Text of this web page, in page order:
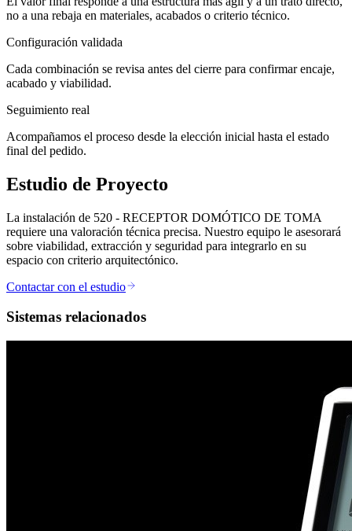
no a una rebaja en materiales, acabados o criterio técnico.
Configuración validada
Cada combinación se revisa antes del cierre para confirmar encaje,
acabado y viabilidad.
Seguimiento real
Acompañamos el proceso desde la elección inicial hasta el estado
final del pedido.
Estudio de Proyecto
La instalación de 520 - RECEPTOR DOMÓTICO DE TOMA
requiere una valoración técnica precisa. Nuestro equipo le asesorará
sobre viabilidad, extracción y seguridad para integrarlo en su
espacio con criterio arquitectónico.
Contactar con el estudio
Sistemas relacionados